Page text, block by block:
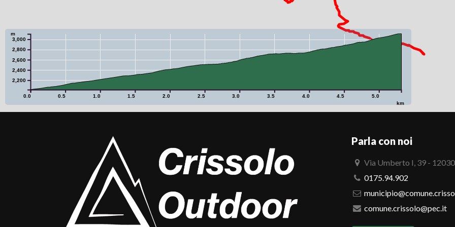
0.0 0.5 1.0 1.5 2.0 2.5 3.0 3.5 4.0 4.5 5.0
km
2,200
2,400
2,600
2,800
3,000
m
Parla con noi
Via Umberto I, 39 -
0175.94.902
comune.crissolo@pec.it